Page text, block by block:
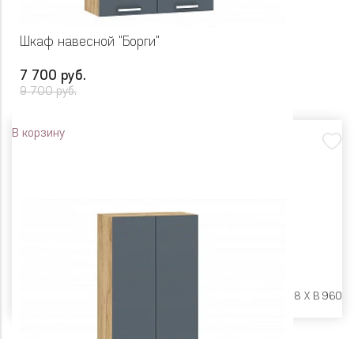
Шкаф навесной "Борги"
7 700 руб.
9 700 руб.
В корзину
Ш 800 X Г 318 X В 960